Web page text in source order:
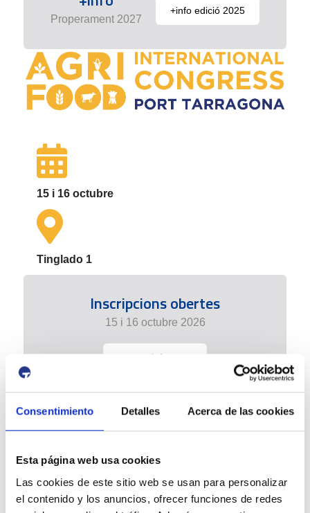
Consentimiento Detalles Acerca de las cookies
Esta página web usa cookies
Las cookies de este sitio web se usan para personalizar
el contenido y los anuncios, ofrecer funciones de redes
Properament 2027
+info edició 2025
15 i 16 octubre
Tinglado 1
Inscripcions obertes
15 i 16 octubre 2026
+ info